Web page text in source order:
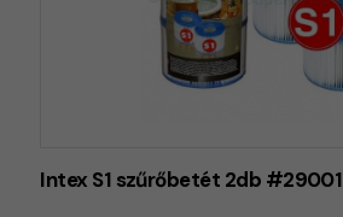
Intex S1 szűrőbetét 2db #29001